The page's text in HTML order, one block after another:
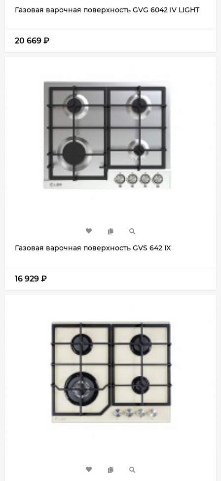
Газовая варочная поверхность GVG 6042 IV LIGHT
20 669 ₽
Газовая варочная поверхность GVS 642 IX
16 929 ₽